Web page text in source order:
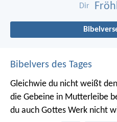
Dir
Bibelvers des Tages
Gleichwie du nicht weißt
die Gebeine in Mutterleibe
du auch Gottes Werk nicht